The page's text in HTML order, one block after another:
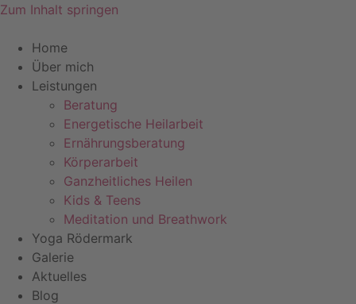
Zum Inhalt springen
Home
Über mich
Leistungen
Beratung
Energetische Heilarbeit
Ernährungsberatung
Körperarbeit
Ganzheitliches Heilen
Kids & Teens
Meditation und Breathwork
Yoga Rödermark
Galerie
Aktuelles
Blog